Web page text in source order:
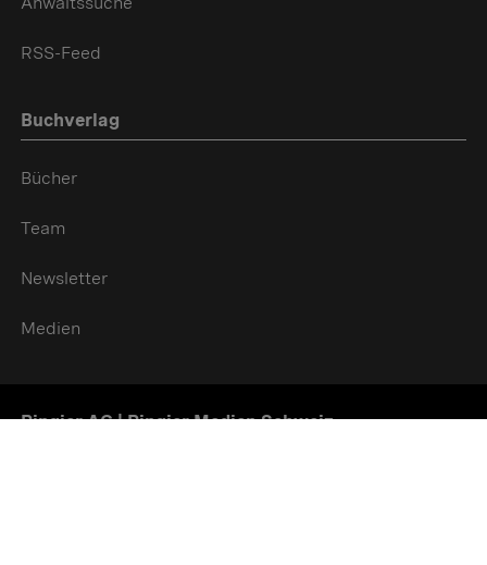
RSS-Feed
Buchverlag
Bücher
Team
Newsletter
Medien
Ringier AG | Ringier Medien Schweiz